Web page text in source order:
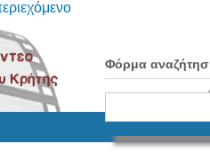
Φόρμα